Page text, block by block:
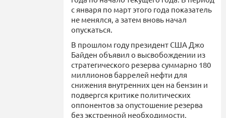
с января по март этого года показатель
не менялся, а затем вновь начал
опускаться.
В прошлом году президент США Джо
Байден объявил о высвобождении из
стратегического резерва суммарно 180
миллионов баррелей нефти для
снижения внутренних цен на бензин и
подвергся критике политических
оппонентов за опустошение резерва
без экстренной необходимости.